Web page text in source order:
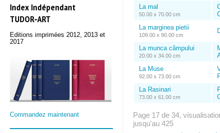
Index Indépendant
TUDOR‑ART
Editions imprimées 2012, 2013 et
2017
Commandez maintenant
La mal
50.00 x 70.00 cm
La marginea pietii
109.00 x 90.00 cm
La munca câmpului
20.00 x 34.00 cm
La Muse
92.00 x 73.00 cm
La Rasinari
73.00 x 61.00 cm
Page 17 de 34,
jusqu'au 425